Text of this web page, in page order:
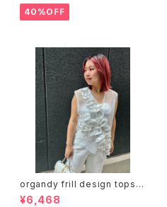
ストーン
40%OFF
organdy frill design tops ト
ップス オーガンジー フリル シー
¥6,468